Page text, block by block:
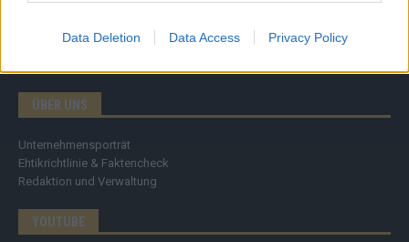
Data Deletion Data Access Privacy Policy
ÜBER UNS
Unternehmensporträt
Ehtikrichtlinie & Faktencheck
Redaktion und Verwaltung
YOUTUBE